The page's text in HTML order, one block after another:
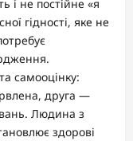
і не постійне «я
гідності, яке не
самооцінку:
друга —
Людина з
здорові